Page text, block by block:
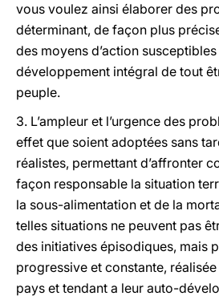
vous voulez ainsi élaborer des
déterminant, de façon plus
des moyens d’action
développement intégral de tout
peuple.
3. L’ampleur et l’urgence des
effet que soient adoptées sans
réalistes, permettant d’affronter
façon responsable la situation
la sous-alimentation et de la
telles situations ne peuvent pas
des initiatives épisodiques, mais
progressive et constante,
pays et tendant a leur auto-